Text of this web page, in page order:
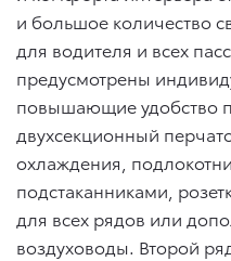
и большое количество
для водителя и всех
предусмотрены
повышающие удобство
двухсекционный
охлаждения,
подстаканниками,
для всех рядов или
воздуховоды. Второй